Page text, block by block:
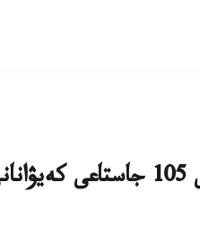
اقمولا وبلىسىنىڭ اكىمى 105